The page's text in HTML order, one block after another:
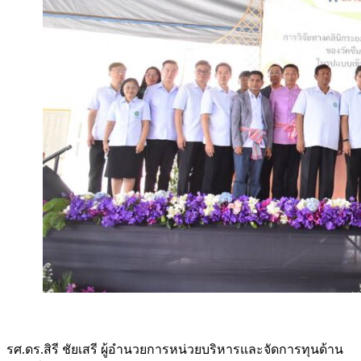
รศ.ดร.สิรี ชัยเสรี ผู้อำนวยการหน่วยบริหารและจัดการทุนด้าน